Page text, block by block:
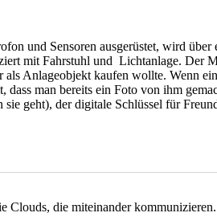
und Sensoren ausgerüstet, wird
mit Fahrstuhl und Lichtanlage. Der
Anlageobjekt kaufen wollte. Wenn
man bereits ein Foto von ihm
geht), der digitale Schlüssel für
Clouds, die miteinander